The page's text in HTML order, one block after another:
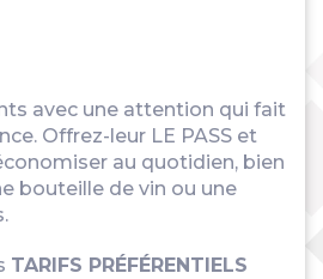
avec une attention qui fait
Offrez-leur LE PASS et
au quotidien, bien
bouteille de vin ou une
TARIFS PRÉFÉRENTIELS